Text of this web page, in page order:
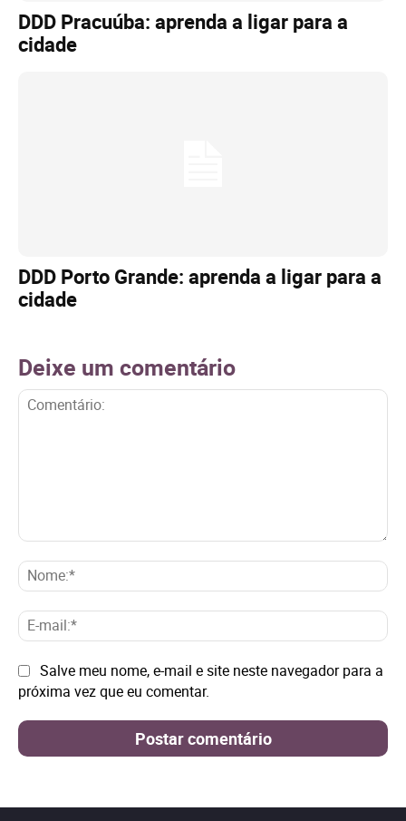
DDD Pracuúba: aprenda a ligar para a
cidade
DDD Porto Grande: aprenda a ligar para a
cidade
Deixe um comentário
E-
Site: Salve meu nome, e-mail e site neste navegador para a
próxima vez que eu comentar.